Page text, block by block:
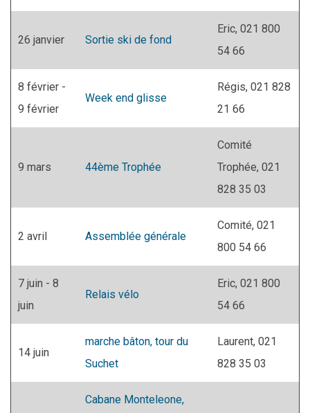
26 janvier Sortie ski de fond
Eric, 021 800
54 66
8 février -
9 février
Week end glisse
Régis, 021 828
21 66
9 mars 44ème Trophée
Comité
Trophée, 021
828 35 03
2 avril Assemblée générale
Comité, 021
800 54 66
7 juin - 8
juin
Relais vélo
Eric, 021 800
54 66
14 juin
marche bâton, tour du
Suchet
Laurent, 021
828 35 03
Cabane Monteleone,